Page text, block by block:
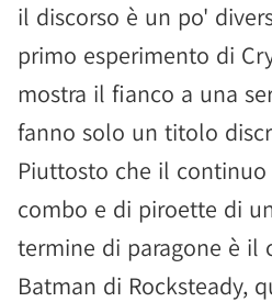
il discorso è un po'
primo esperimento di
mostra il fianco a una
fanno solo un titolo
Piuttosto che il
combo e di piroette di
termine di paragone è il
Batman di Rocksteady,